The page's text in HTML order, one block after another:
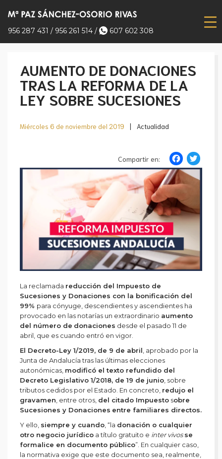
956 287 431 / 956 261 514 / 607 602 308
AUMENTO DE DONACIONES
TRAS LA REFORMA DE LA
LEY SOBRE SUCESIONES
Miércoles 6 de noviembre del 2019 | Actualidad
Compartir en:
La reclamada reducción del Impuesto de
Sucesiones y Donaciones con la bonificación del
99% para cónyuge, descendientes y ascendientes ha
provocado en las notarías un extraordinario aumento
del número de donaciones desde el pasado 11 de
abril, que es cuando entró en vigor.
El Decreto-Ley 1/2019, de 9 de abril , aprobado por la
Junta de Andalucía tras las últimas elecciones
autonómicas, modificó el texto refundido del
Decreto Legislativo 1/2018, de 19 de junio , sobre
tributos cedidos por el Estado. En concreto, redujo el
gravamen , entre otros, del citado Impuesto sobre
Sucesiones y Donaciones entre familiares directos.
Y ello, siempre y cuando , “la donación o cualquier
otro negocio jurídico a título gratuito e inter vivos se
formalice en documento público”. En cualquier caso,
la normativa exige que este documento sea, realmente,